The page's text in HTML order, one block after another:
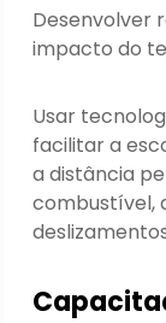
Desenvolver
impacto do
Usar
facilitar a
a distância
combustível,